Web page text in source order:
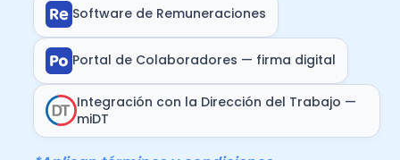
Software de Remuneraciones
Portal de Colaboradores — firma digital
Integración con la Dirección del Trabajo —
miDT